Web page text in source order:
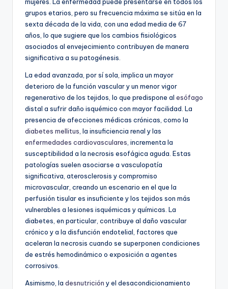
grupos etarios, pero su frecuencia máxima se sitúa en la
sexta década de la vida, con una edad media de 67
años, lo que sugiere que los cambios fisiológicos
asociados al envejecimiento contribuyen de manera
significativa a su patogénesis.
La edad avanzada, por sí sola, implica un mayor
deterioro de la función vascular y un menor vigor
regenerativo de los tejidos, lo que predispone al esófago
distal a sufrir daño isquémico con mayor facilidad. La
presencia de afecciones médicas crónicas, como la
diabetes mellitus , la insuficiencia renal y las
enfermedades cardiovasculares , incrementa la
susceptibilidad a la necrosis esofágica aguda. Estas
patologías suelen asociarse a vasculopatía
significativa, aterosclerosis y compromiso
microvascular, creando un escenario en el que la
perfusión tisular es insuficiente y los tejidos son más
vulnerables a lesiones isquémicas y químicas. La
diabetes, en particular, contribuye al daño vascular
crónico y a la disfunción endotelial, factores que
aceleran la necrosis cuando se superponen condiciones
de estrés hemodinámico o exposición a agentes
corrosivos.
Asimismo, la desnutrición y el desacondicionamiento